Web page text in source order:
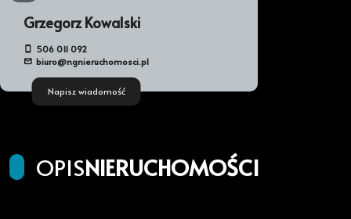
Grzegorz Kowalski
506 011 092
biuro@ngnieruchomosci.pl
Napisz wiadomość
OPISNIERUCHOMOŚCI